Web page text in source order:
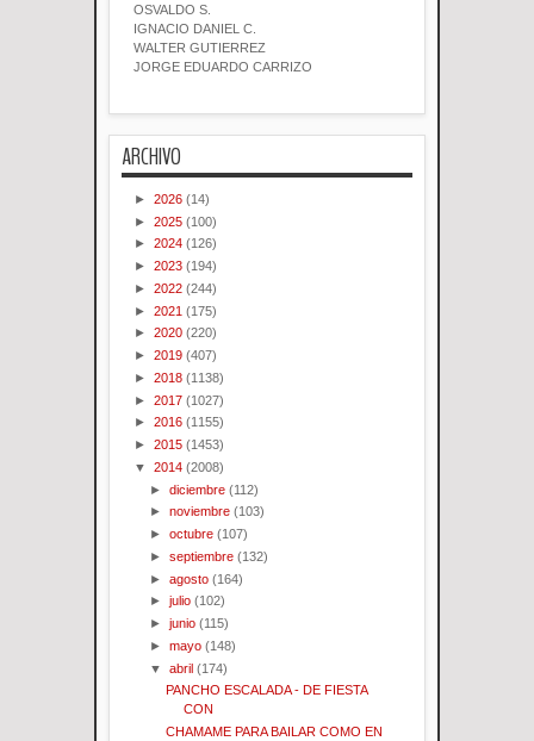
OSVALDO S.
IGNACIO DANIEL C.
WALTER GUTIERREZ
JORGE EDUARDO CARRIZO
ARCHIVO
► 2026 (14)
► 2025 (100)
► 2024 (126)
► 2023 (194)
► 2022 (244)
► 2021 (175)
► 2020 (220)
► 2019 (407)
► 2018 (1138)
► 2017 (1027)
► 2016 (1155)
► 2015 (1453)
▼ 2014 (2008)
►diciembre (112)
►noviembre (103)
►octubre (107)
►septiembre (132)
►agosto (164)
►julio (102)
►junio (115)
►mayo (148)
▼abril (174)
PANCHO ESCALADA - DE FIESTA
CON
CHAMAME PARA BAILAR COMO EN